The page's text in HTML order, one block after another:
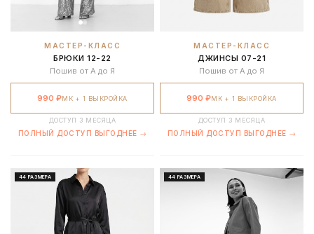
МАСТЕР-КЛАСС
БРЮКИ 12-22
Пошив от А до Я
990 ₽МК + 1 ВЫКРОЙКА
ДОСТУП 3 МЕСЯЦА
ПОЛНЫЙ ДОСТУП ВЫГОДНЕЕ →
МАСТЕР-КЛАСС
ДЖИНСЫ 07-21
Пошив от А до Я
990 ₽МК + 1 ВЫКРОЙКА
ДОСТУП 3 МЕСЯЦА
ПОЛНЫЙ ДОСТУП ВЫГОДНЕЕ →
44 РАЗМЕРА 44 РАЗМЕРА